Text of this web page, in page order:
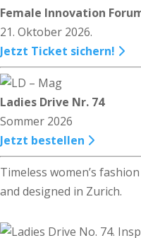
Female Innovation
21. Oktober 2026.
Jetzt Ticket sichern!
Ladies Drive Nr. 74
Sommer 2026
Jetzt bestellen
Timeless women’s
and designed in Zurich.